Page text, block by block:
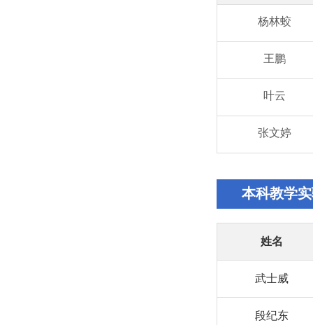
杨林蛟
王鹏
叶云
张文婷
本科教学
姓名
武士威
段纪东